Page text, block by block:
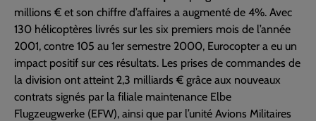
millions € et son chiffre d’affaires a augmenté de 4%. Avec
130 hélicoptères livrés sur les six premiers mois de l’année
2001, contre 105 au 1er semestre 2000, Eurocopter a eu un
impact positif sur ces résultats. Les prises de commandes de
la division ont atteint 2,3 milliards € grâce aux nouveaux
contrats signés par la filiale maintenance Elbe
Flugzeugwerke (EFW), ainsi que par l’unité Avions Militaires